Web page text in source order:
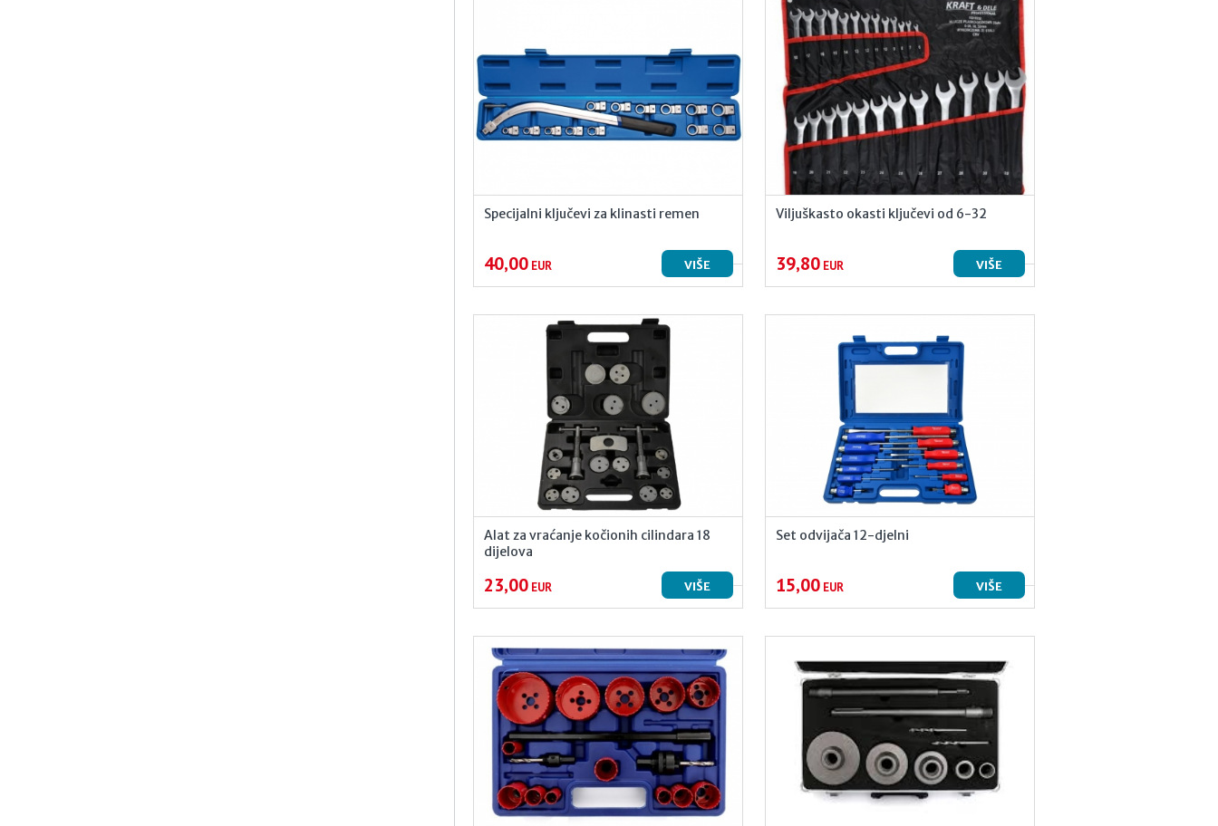
Specijalni ključevi za klinasti remen
40,00 EUR VIŠE
Viljuškasto okasti ključevi od 6-32
39,80 EUR VIŠE
Alat za vraćanje kočionih cilindara 18
dijelova
23,00 EUR VIŠE
Set odvijača 12-djelni
15,00 EUR VIŠE